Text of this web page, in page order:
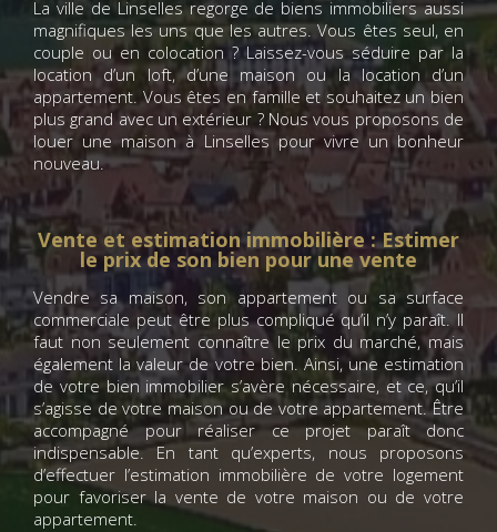
La ville de Linselles regorge de biens immobiliers aussi
magnifiques les uns que les autres. Vous êtes seul, en
couple ou en colocation ? Laissez-vous séduire par la
location d’un loft, d’une maison ou la location d’un
appartement. Vous êtes en famille et souhaitez un bien
plus grand avec un extérieur ? Nous vous proposons de
louer une maison à Linselles pour vivre un bonheur
nouveau.
Vente et estimation immobilière : Estimer
le prix de son bien pour une vente
Vendre sa maison, son appartement ou sa surface
commerciale peut être plus compliqué qu’il n’y paraît. Il
faut non seulement connaître le prix du marché, mais
également la valeur de votre bien. Ainsi, une estimation
de votre bien immobilier s’avère nécessaire, et ce, qu’il
s’agisse de votre maison ou de votre appartement. Être
accompagné pour réaliser ce projet paraît donc
indispensable. En tant qu’experts, nous proposons
d’effectuer l’estimation immobilière de votre logement
pour favoriser la vente de votre maison ou de votre
appartement.